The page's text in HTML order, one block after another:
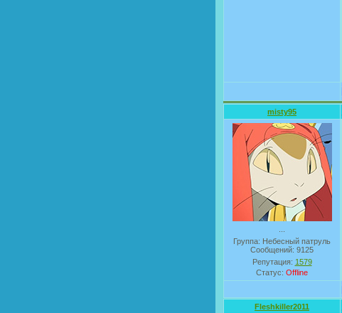
misty95
Группа: Небесный патруль
Сообщений: 9125
Репутация: 1579
Статус: Offline
Fleshkiller2011